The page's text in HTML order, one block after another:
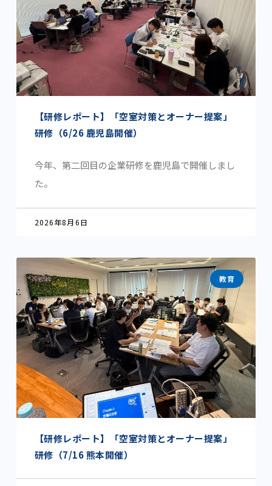
【研修レポート】「空室対策とオーナー提案」
研修（6/26 鹿児島開催）
今年、第二回目の企業研修を鹿児島で開催しまし
た。
2026年8月6日
教育
【研修レポート】「空室対策とオーナー提案」
研修（7/16 熊本開催）